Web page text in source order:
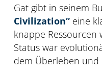
Gat gibt in seinem
Civilization“ eine
knappe Ressourcen
Status war
dem Überleben und